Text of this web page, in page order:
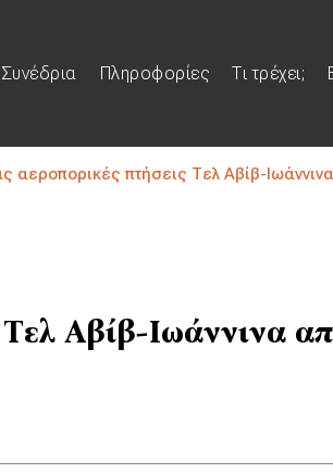
Συνέδρια Πληροφορίες Τι τρέχει;
αεροπορικές πτήσεις Τελ Αβίβ-
Αβίβ-Ιωάννινα